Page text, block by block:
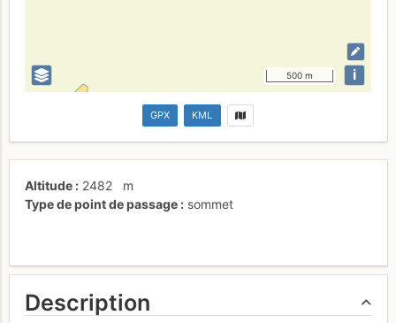
500 m i
GPX KML
Altitude 2482
m
Type de point de passage
sommet
Description